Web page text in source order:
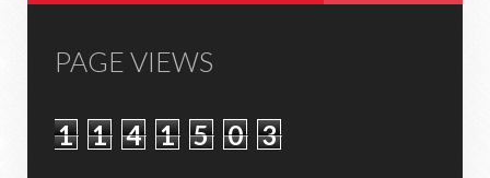
PAGE VIEWS
1 1 4 1 5 0 3